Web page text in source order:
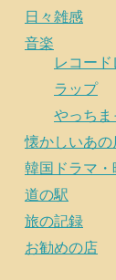
日々雑感
音楽
レコー
ラップ
やっちま
懐かしいあの
韓国ドラマ
道の駅
旅の記録
お勧めの店